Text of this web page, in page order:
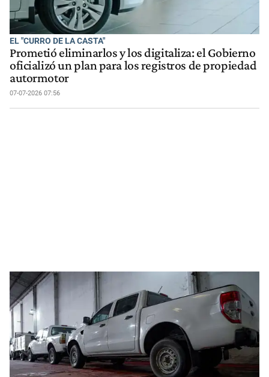
EL "CURRO DE LA CASTA"
Prometió eliminarlos y los digitaliza: el Gobierno
oficializó un plan para los registros de propiedad
autormotor
07-07-2026 07:56